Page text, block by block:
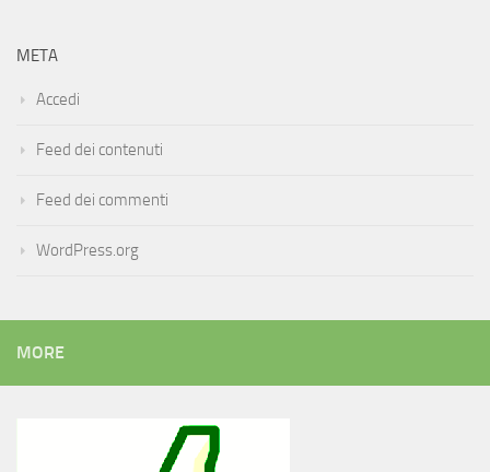
META
Accedi
Feed dei contenuti
Feed dei commenti
WordPress.org
MORE